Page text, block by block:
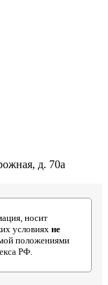
д. 70а
носит
условиях не
положениями
РФ.